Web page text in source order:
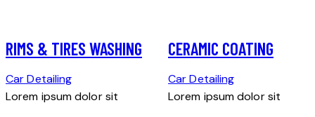
RIMS & TIRES WASHING
Car Detailing
Lorem ipsum dolor sit
CERAMIC COATING
Car Detailing
Lorem ipsum dolor sit